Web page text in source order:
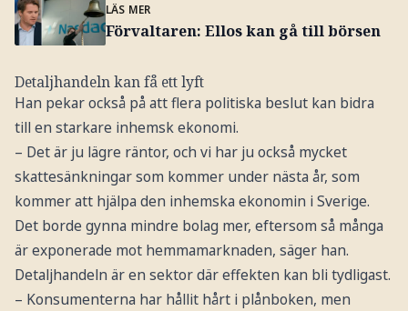
LÄS MER
Förvaltaren: Ellos kan gå till börsen
Detaljhandeln kan få ett lyft
Han pekar också på att flera politiska beslut kan bidra
till en starkare inhemsk ekonomi.
– Det är ju lägre räntor, och vi har ju också mycket
skattesänkningar som kommer under nästa år, som
kommer att hjälpa den inhemska ekonomin i Sverige.
Det borde gynna mindre bolag mer, eftersom så många
är exponerade mot hemmamarknaden, säger han.
Detaljhandeln är en sektor där effekten kan bli tydligast.
– Konsumenterna har hållit hårt i plånboken, men